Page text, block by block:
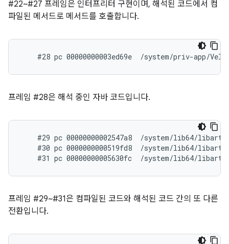
#22~#27 프레임은 인터프리터 구현이며, 해석된 코드에서 컴
파일된 메서드로 메서드를 호출합니다.
프레임 #28은 해석 중인 자바 코드입니다.
#29 pc 00000000002547a8  /system/lib64/
#30 pc 0000000000519fd8  /system/lib64/
프레임 #29~#31은 컴파일된 코드와 해석된 코드 간의 또 다른
전환입니다.